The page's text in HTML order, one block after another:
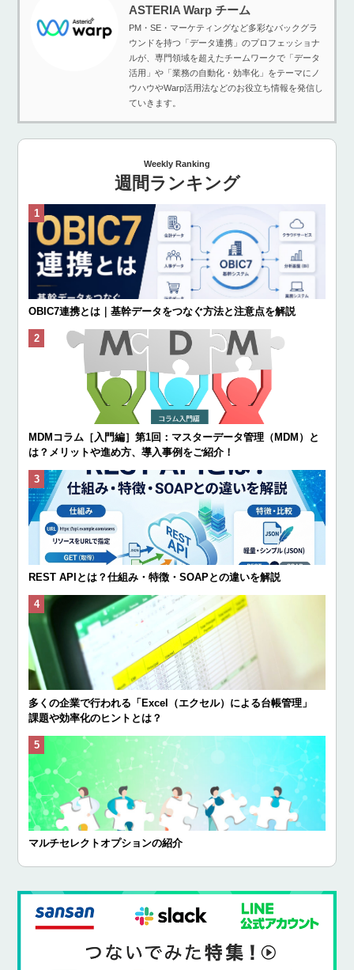
ASTERIA Warp チーム
PM・SE・マーケティングなど多彩なバックグラ
ウンドを持つ「データ連携」のプロフェッショナ
ルが、専門領域を超えたチームワークで「データ
活用」や「業務の自動化・効率化」をテーマにノ
ウハウやWarp活用法などのお役立ち情報を発信し
ていきます。
Weekly Ranking
週間ランキング
OBIC7連携とは｜基幹データをつなぐ方法と注意点を解説
MDMコラム［入門編］第1回：マスターデータ管理（MDM）と
は？メリットや進め方、導入事例をご紹介！
REST APIとは？仕組み・特徴・SOAPとの違いを解説
多くの企業で行われる「Excel（エクセル）による台帳管理」
課題や効率化のヒントとは？
マルチセレクトオプションの紹介